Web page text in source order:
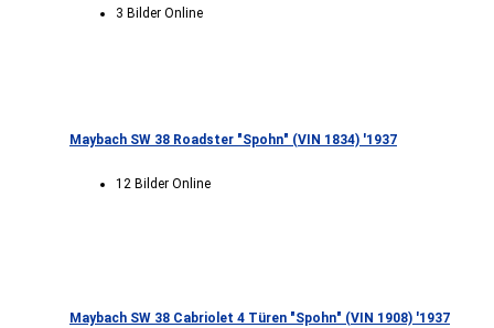
3 Bilder Online
Maybach SW 38 Roadster "Spohn" (VIN 1834) '1937
12 Bilder Online
Maybach SW 38 Cabriolet 4 Türen "Spohn" (VIN 1908) '1937